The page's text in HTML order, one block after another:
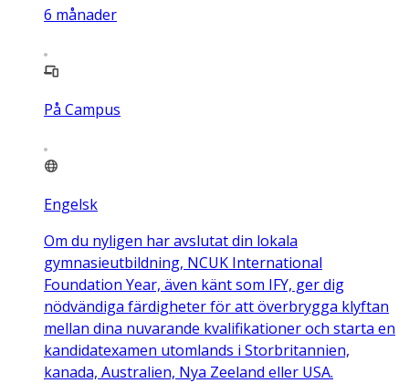
6 månader
På Campus
Engelsk
Om du nyligen har avslutat din lokala
gymnasieutbildning, NCUK International
Foundation Year, även känt som IFY, ger dig
nödvändiga färdigheter för att överbrygga klyftan
mellan dina nuvarande kvalifikationer och starta en
kandidatexamen utomlands i Storbritannien,
kanada, Australien, Nya Zeeland eller USA.